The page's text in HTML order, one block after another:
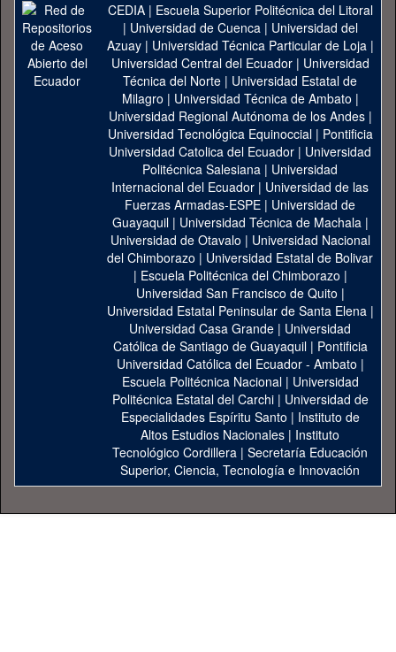
CEDIA| Escuela Superior Politécnica del Litoral
| Universidad de Cuenca| Universidad del
Azuay| Universidad Técnica Particular de Loja|
Universidad Central del Ecuador| Universidad
Técnica del Norte | Universidad Estatal de
Milagro | Universidad Técnica de Ambato |
Universidad Regional Autónoma de los Andes|
Universidad Tecnológica Equinoccial| Pontificia
Universidad Catolica del Ecuador | Universidad
Politécnica Salesiana | Universidad
Internacional del Ecuador | Universidad de las
Fuerzas Armadas-ESPE | Universidad de
Guayaquil| Universidad Técnica de Machala|
Universidad de Otavalo | Universidad Nacional
del Chimborazo | Universidad Estatal de Bolivar
| Escuela Politécnica del Chimborazo |
Universidad San Francisco de Quito |
Universidad Estatal Peninsular de Santa Elena|
Universidad Casa Grande | Universidad
Católica de Santiago de Guayaquil| Pontificia
Universidad Católica del Ecuador - Ambato |
Escuela Politécnica Nacional| Universidad
Politécnica Estatal del Carchi| Universidad de
Especialidades Espíritu Santo | Instituto de
Altos Estudios Nacionales | Instituto
Tecnológico Cordillera | Secretaría Educación
Superior, Ciencia, Tecnología e Innovación